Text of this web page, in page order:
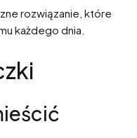
rozwiązanie, które
każdego dnia.